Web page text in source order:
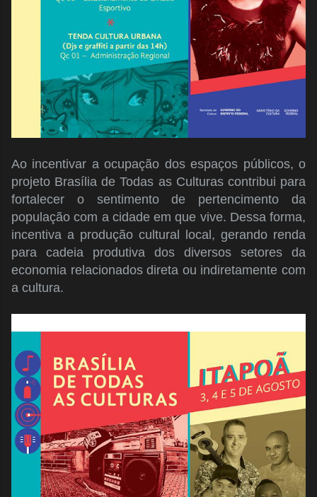
Ao incentivar a ocupação dos espaços públicos, o
projeto Brasília de Todas as Culturas contribui para
fortalecer o sentimento de pertencimento da
população com a cidade em que vive. Dessa forma,
incentiva a produção cultural local, gerando renda
para cadeia produtiva dos diversos setores da
economia relacionados direta ou indiretamente com
a cultura.